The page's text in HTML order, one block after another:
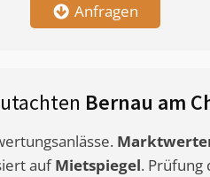
Anfragen
Bernau am
aufMietspiegel. Prüfung